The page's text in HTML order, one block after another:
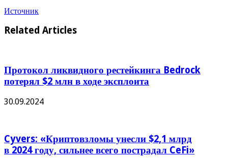
Источник
Related Articles
Протокол ликвидного рестейкинга Bedrock
потерял $2 млн в ходе эксплоита
30.09.2024
Cyvers: «Криптовзломы унесли $2,1 млрд
в 2024 году, сильнее всего пострадал CeFi»